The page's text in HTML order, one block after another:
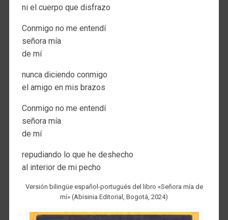
ni el cuerpo que disfrazo
Conmigo no me entendí
señora mía
de mí
nunca diciendo conmigo
el amigo en mis brazos
Conmigo no me entendí
señora mía
de mí
repudiando lo que he deshecho
al interior de mi pecho
Versión bilingüe español-portugués del libro «Señora mía de
mí» (Abisinia Editorial, Bogotá, 2024)